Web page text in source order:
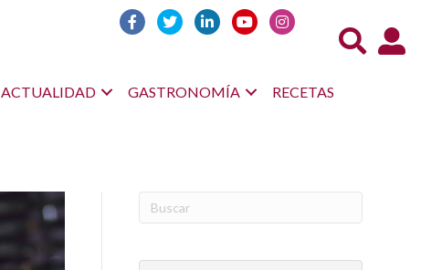
Acceso
ACTUALIDAD GASTRONOMÍA
RECETAS